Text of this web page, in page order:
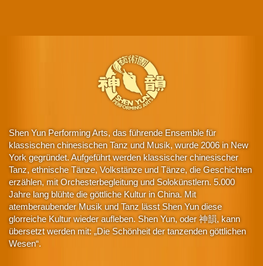
Shen Yun Performing Arts, das führende Ensemble für
klassischen chinesischen Tanz und Musik, wurde 2006 in New
York gegründet. Aufgeführt werden klassischer chinesischer
Tanz, ethnische Tänze, Volkstänze und Tänze, die Geschichten
erzählen, mit Orchesterbegleitung und Solokünstlern. 5.000
Jahre lang blühte die göttliche Kultur in China. Mit
atemberaubender Musik und Tanz lässt Shen Yun diese
glorreiche Kultur wieder aufleben. Shen Yun, oder 神韻, kann
übersetzt werden mit: „Die Schönheit der tanzenden göttlichen
Wesen“.